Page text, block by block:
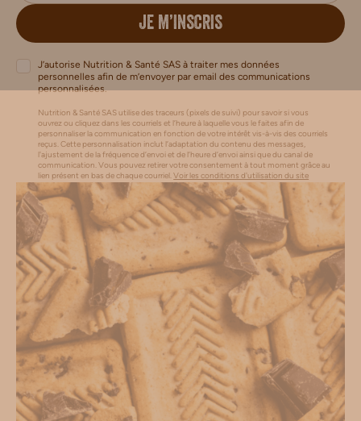
JE M’INSCRIS
J’autorise Nutrition & Santé SAS à traiter mes données
personnelles afin de m’envoyer par email des communications
personnalisées.
Nutrition & Santé SAS utilise des traceurs (pixels de suivi) pour savoir si vous
ouvrez ou cliquez dans les courriels et l’heure à laquelle vous le faites afin de
personnaliser la communication en fonction de votre intérêt vis-à-vis des courriels
reçus. Cette personnalisation inclut l’adaptation du contenu des messages,
l'ajustement de la fréquence d’envoi et de l’heure d’envoi ainsi que du canal de
communication. Vous pouvez retirer votre consentement à tout moment grâce au
lien présent en bas de chaque courriel.Voir les conditions d'utilisation du site